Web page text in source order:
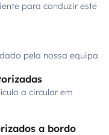
para conduzir este
pela nossa equipa
a circular em
a bordo